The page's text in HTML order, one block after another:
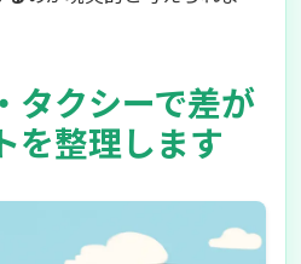
タクシーで差が
を整理します